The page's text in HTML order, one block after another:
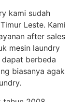
kami sudah
Leste. Kami
after sales
mesin laundry
berbeda
biasanya agak